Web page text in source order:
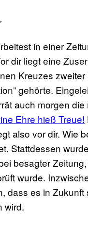
in einer
dir liegt eine
Kreuzes
gehörte.
auch morgen
Ehre hieß Treue!
also vor dir. Wie
Stattdessen
besagter
wurde.
dass es in
wird.